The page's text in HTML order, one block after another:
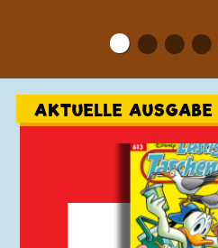
••••
AKTUELLE AUSGABE